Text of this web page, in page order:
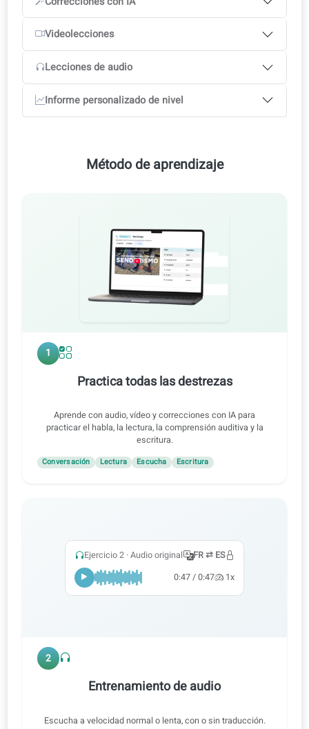
Opiniones de expertos: correcciones y consejos claros
ejercicios interactivos
3 meses
€8.00 €24.00 -47%
6 meses €5.75 €34.50 -62%
Videolecciones
Informe personalizado de nivel
Método de aprendizaje
Practica todas las destrezas
Aprende con audio, vídeo y correcciones con IA para